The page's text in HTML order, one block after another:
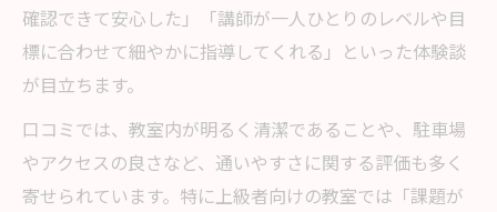
確認できて安心した」「講師が一人ひとりのレベルや目
標に合わせて細やかに指導してくれる」といった体験談
が目立ちます。
口コミでは、教室内が明るく清潔であることや、駐車場
やアクセスの良さなど、通いやすさに関する評価も多く
寄せられています。特に上級者向けの教室では「課題が